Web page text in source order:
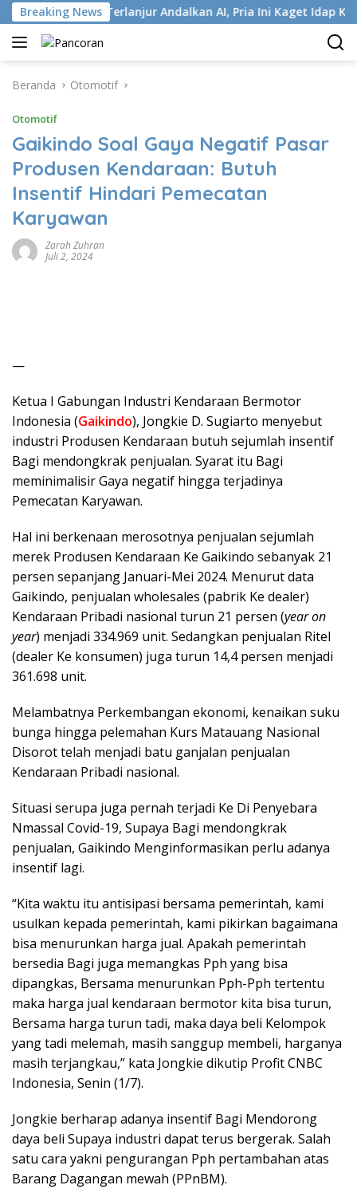
Langsung
ke
konten
Breaking NewsTerlanjur Andalkan AI, Pria Ini Kaget Idap Kanker
Beranda Otomotif
Otomotif
Gaikindo Soal Gaya Negatif Pasar
Produsen Kendaraan: Butuh
Insentif Hindari Pemecatan
Karyawan
Zarah Zuhran
Juli 2, 2024
—
Ketua I Gabungan Industri Kendaraan Bermotor
Indonesia (Gaikindo), Jongkie D. Sugiarto menyebut
industri Produsen Kendaraan butuh sejumlah insentif
Bagi mendongkrak penjualan. Syarat itu Bagi
meminimalisir Gaya negatif hingga terjadinya
Pemecatan Karyawan.
Hal ini berkenaan merosotnya penjualan sejumlah
merek Produsen Kendaraan Ke Gaikindo sebanyak 21
persen sepanjang Januari-Mei 2024. Menurut data
Gaikindo, penjualan wholesales (pabrik Ke dealer)
Kendaraan Pribadi nasional turun 21 persen (year on
year) menjadi 334.969 unit. Sedangkan penjualan Ritel
(dealer Ke konsumen) juga turun 14,4 persen menjadi
361.698 unit.
Melambatnya Perkembangan ekonomi, kenaikan suku
bunga hingga pelemahan Kurs Matauang Nasional
Disorot telah menjadi batu ganjalan penjualan
Kendaraan Pribadi nasional.
Situasi serupa juga pernah terjadi Ke Di Penyebara
Nmassal Covid-19, Supaya Bagi mendongkrak
penjualan, Gaikindo Menginformasikan perlu adanya
insentif lagi.
“Kita waktu itu antisipasi bersama pemerintah, kami
usulkan kepada pemerintah, kami pikirkan bagaimana
bisa menurunkan harga jual. Apakah pemerintah
bersedia Bagi juga memangkas Pph yang bisa
dipangkas, Bersama menurunkan Pph-Pph tertentu
maka harga jual kendaraan bermotor kita bisa turun,
Bersama harga turun tadi, maka daya beli Kelompok
yang tadi melemah, masih sanggup membeli, harganya
masih terjangkau,” kata Jongkie dikutip Profit CNBC
Indonesia, Senin (1/7).
Jongkie berharap adanya insentif Bagi Mendorong
daya beli Supaya industri dapat terus bergerak. Salah
satu cara yakni pengurangan Pph pertambahan atas
Barang Dagangan mewah (PPnBM).